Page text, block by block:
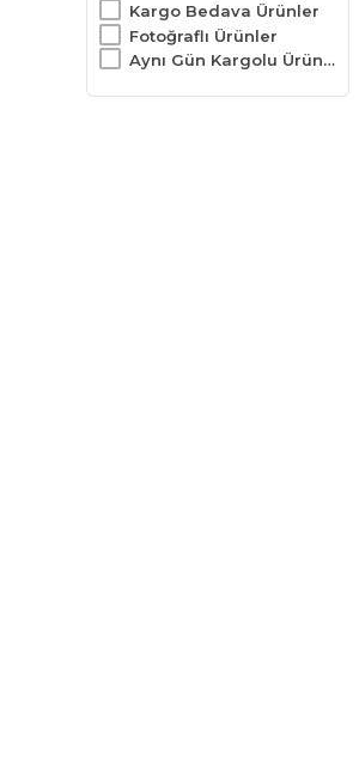
Kargo Bedava Ürünler
Fotoğraflı Ürünler
Aynı Gün Kargolu Ürünler